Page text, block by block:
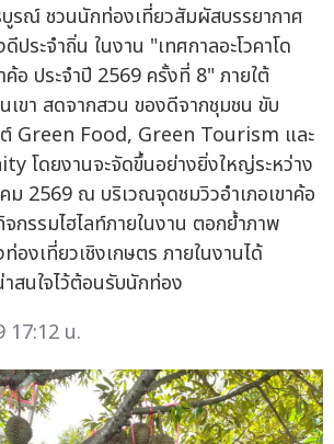
รณ์ ชวนนักท่องเที่ยวสัมผัสบรรยากาศ
ประจำถิ่น ในงาน "เทศกาลอะโวคาโด
ค้อ ประจำปี 2569 ครั้งที่ 8" ภายใต้
เขา สดจากสวน ของดีจากชุมชน ขับ
ต์ Green Food, Green Tourism และ
โดยงานจะจัดขึ้นอย่างยิ่งใหญ่ระหว่าง
ม 2569 ณ บริเวณจุดชมวิวอำเภอเขาค้อ
กรรมไฮไลท์ภายในงาน ตอกย้ำภาพ
องเที่ยวเชิงเกษตร ภายในงานได้
สนใจไว้ต้อนรับนักท่อง
17:12 น.